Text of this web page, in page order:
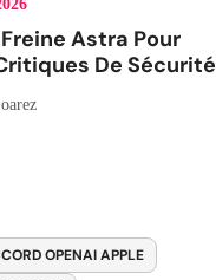
Astra Pour
De Sécurité
OPENAI APPLE